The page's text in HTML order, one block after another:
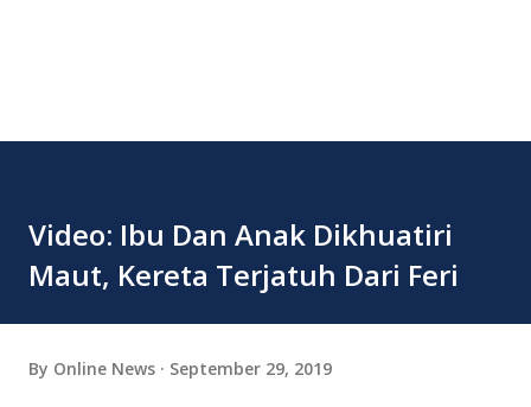
Video: Ibu Dan Anak Dikhuatiri
Maut, Kereta Terjatuh Dari Feri
By Online News September 29, 2019